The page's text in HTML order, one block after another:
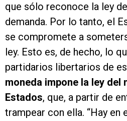
que sólo reconoce la ley
demanda. Por lo tanto, el
se compromete a
ley. Esto es, de hecho, lo
partidarios libertarios de
moneda impone la ley del
Estados, que, a partir de
trampear con ella. “Hay en